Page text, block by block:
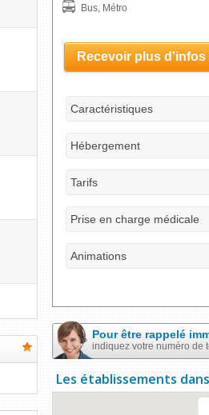
Bus, Métro
Recevoir plus d'infos
Caractéristiques
Hébergement
Tarifs
Prise en charge médicale
Animations
Pour être rappelé
indiquez votre numéro de
Les établissements